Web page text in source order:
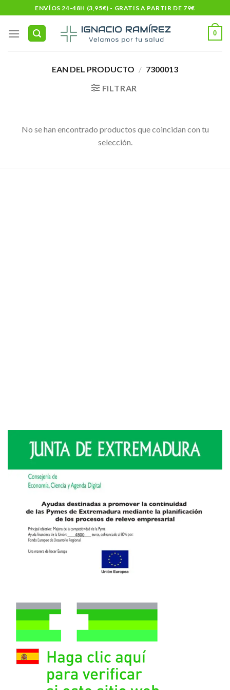
to
content
ENVÍOS 24-48H (3,95€) - GRATIS A PARTIR DE 79€
0
EAN DEL PRODUCTO / 7300013
FILTRAR
No se han encontrado productos que coincidan con tu
selección.